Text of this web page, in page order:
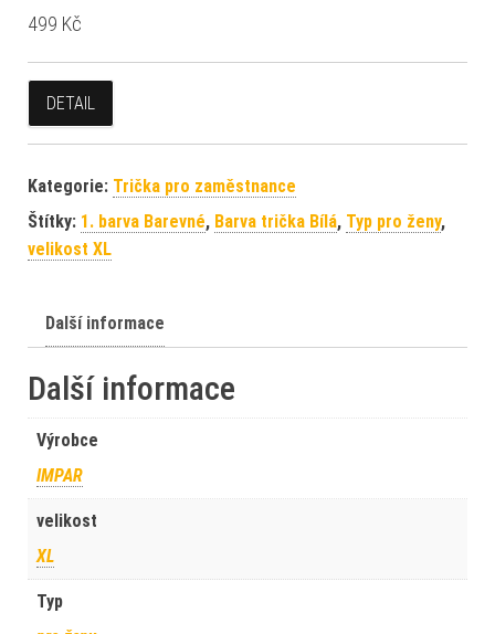
499 Kč
DETAIL
Kategorie: Trička pro zaměstnance
Štítky: 1. barva Barevné, Barva trička Bílá, Typ pro ženy,
velikost XL
Další informace
Další informace
Výrobce
IMPAR
velikost
XL
Typ